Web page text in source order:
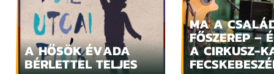
A HŐSÖK ÉVADA
BÉRLETTEL TELJES
MA A
FŐSZEREP –
A CIRKUSZ-